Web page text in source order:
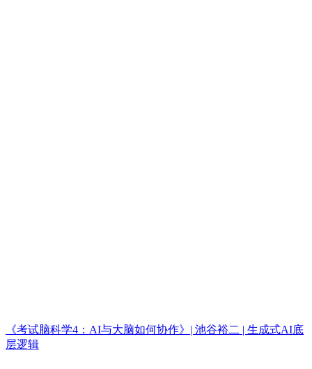
《考试脑科学4：AI与大脑如何协作》| 池谷裕二 | 生成式AI底
层逻辑